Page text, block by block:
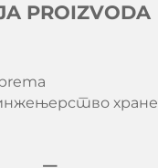
PROIZVODA
хране